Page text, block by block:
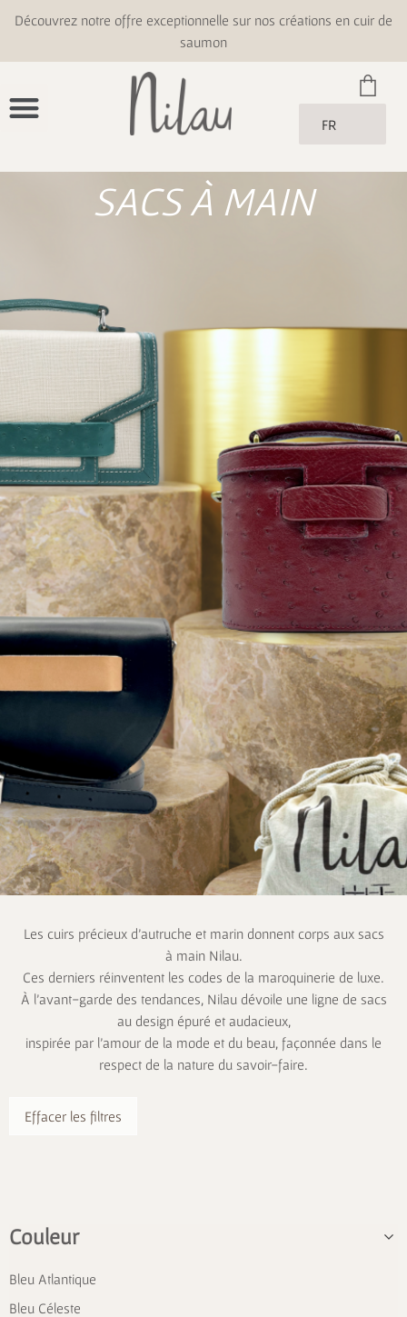
Découvrez notre offre exceptionnelle sur nos créations en cuir de
saumon
FR
SACS À MAIN
Les cuirs précieux d’autruche et marin donnent corps aux sacs
à main Nilau.
Ces derniers réinventent les codes de la maroquinerie de luxe.
À l’avant-garde des tendances, Nilau dévoile une ligne de sacs
au design épuré et audacieux,
inspirée par l’amour de la mode et du beau, façonnée dans le
respect de la nature du savoir-faire.
Effacer les filtres
Couleur
Bleu Atlantique
Bleu Céleste